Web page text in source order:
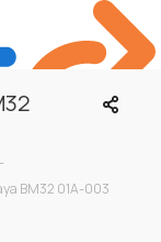
-
BM32 01А-003